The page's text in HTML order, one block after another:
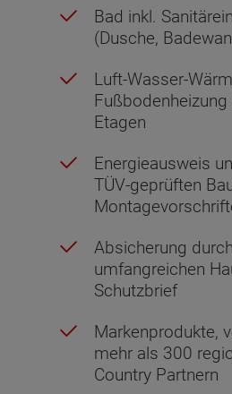
Bad inkl.
(Dusche,
Luft-Wasser-
Fußbodenheizung
Etagen
Energieausweis
TÜV-geprüften
Absicherung durch
umfangreichen
Schutzbrief
Markenprodukte,
mehr als 300
Country Partnern